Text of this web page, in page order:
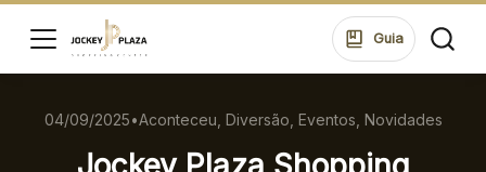
Guia
HORÁRIOS
SEG A SEXTA 10:00 ÀS 22:00
04/09/2025•Aconteceu, Diversão, Eventos, Novidades